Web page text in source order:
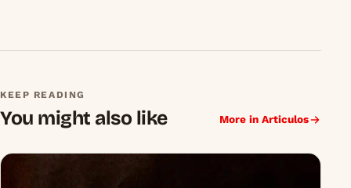
KEEP READING
You might also like More in Articulos